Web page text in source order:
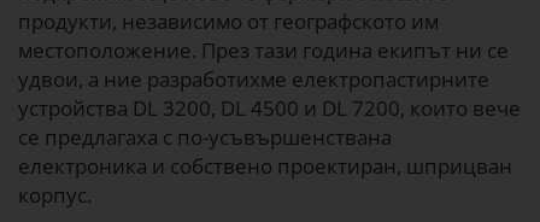
продукти, независимо от географското им
местоположение. През тази година екипът ни се
удвои, а ние разработихме електропастирните
устройства DL 3200, DL 4500 и DL 7200, които вече
се предлагаха с по-усъвършенствана
електроника и собствено проектиран, шприцван
корпус.